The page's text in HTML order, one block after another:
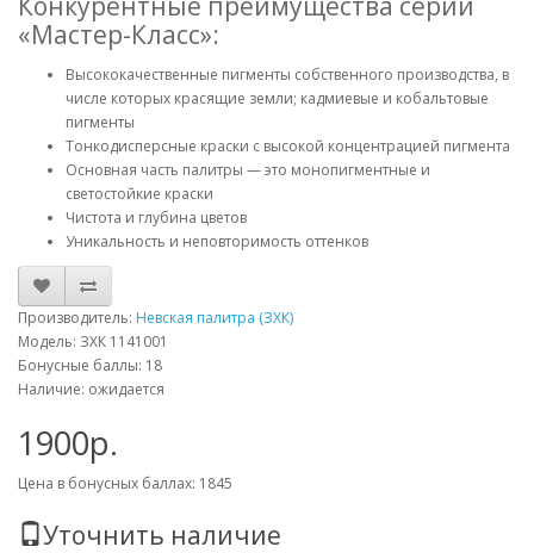
«Мастер-Класс»:
Высококачественные пигменты собственного производства, в
числе которых красящие земли; кадмиевые и кобальтовые
пигменты
Тонкодисперсные краски с высокой концентрацией пигмента
Основная часть палитры — это монопигментные и
светостойкие краски
Чистота и глубина цветов
Уникальность и неповторимость оттенков
Производитель: Невская палитра (ЗХК)
Модель: ЗХК 1141001
Бонусные баллы: 18
Наличие: ожидается
1900р.
Цена в бонусных баллах: 1845
Уточнить наличие